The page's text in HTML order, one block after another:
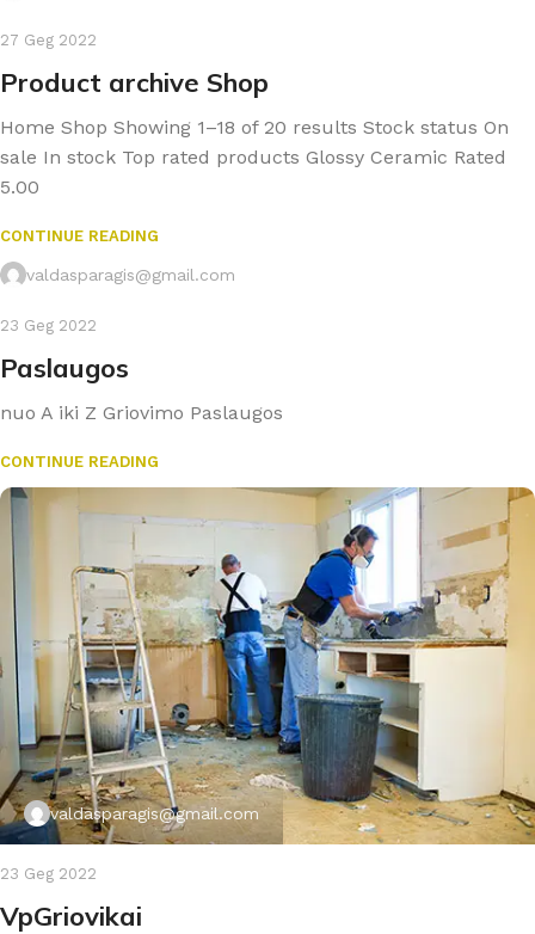
27 Geg 2022
Product archive Shop
Home Shop Showing 1–18 of 20 results Stock status On
sale In stock Top rated products Glossy Ceramic Rated
5.00
CONTINUE READING
valdasparagis@gmail.com
23 Geg 2022
Paslaugos
nuo A iki Z Griovimo Paslaugos
CONTINUE READING
valdasparagis@gmail.com
23 Geg 2022
VpGriovikai